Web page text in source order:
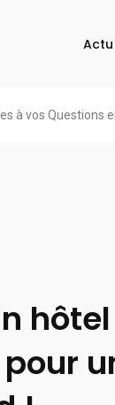
Actu
à vos Questions